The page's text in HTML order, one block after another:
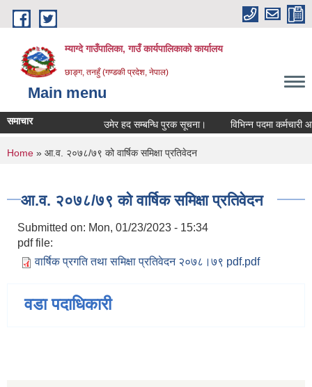
Skip to main content
म्याग्दे गाउँपालिका, गाउँ कार्यपालिकाको कार्यालय
छाङ्ग, तनहुँ (गण्डकी प्रदेश, नेपाल)
Main menu
समाचार उमेर हद सम्बन्धि पुरक सूचना। विभिन्न पदमा कर्मचारी
You are here
Home » आ.व. २०७८/७९ को वार्षिक समिक्षा प्रतिवेदन
आ.व. २०७८/७९ को वार्षिक समिक्षा प्रतिवेदन
Submitted on: Mon, 01/23/2023 - 15:34
pdf file:
वार्षिक प्रगति तथा समिक्षा प्रतिवेदन २०७८।७९ pdf.pdf
वडा पदाधिकारी